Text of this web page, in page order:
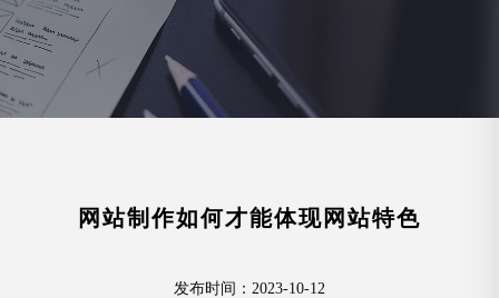
网站制作如何才能体现网站特色
发布时间：2023-10-12